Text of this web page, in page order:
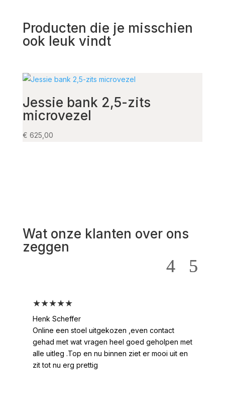
Producten die je misschien
ook leuk vindt
Jessie bank 2,5-zits
microvezel
€ 625,00
Wat onze klanten over ons
zeggen
★★★★★
Henk Scheffer
Online een stoel uitgekozen ,even contact
gehad met wat vragen heel goed geholpen met
alle uitleg .Top en nu binnen ziet er mooi uit en
zit tot nu erg prettig